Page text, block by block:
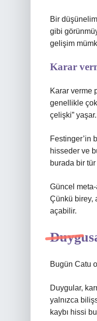
Bir
gibi
gelişim
Karar
Karar verme
genellikle
çelişki” yaşar.
Festinger’in
hisseder ve
burada bir
Güncel
Çünkü birey,
açabilir.
Bugün Catu
Duygular,
yalnızca
kaybı hissi